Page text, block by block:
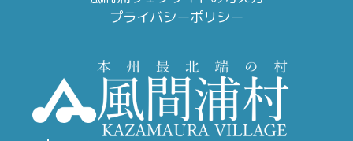
プライバシーポリシー